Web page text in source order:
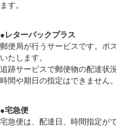
ます。
●レターパックプラス
郵便局が行うサービスです。ポ
いたします。
追跡サービスで郵便物の配達状
時間や期日の指定はできません。
●宅急便
宅急便は、配達日、時間指定が